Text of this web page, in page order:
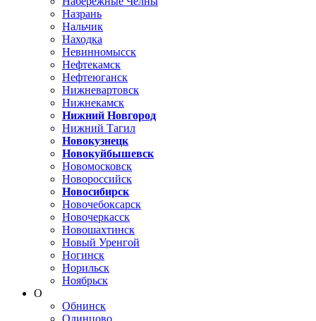
Назрань
Нальчик
Находка
Невинномысск
Нефтекамск
Нефтеюганск
Нижневартовск
Нижнекамск
Нижний Новгород
Нижний Тагил
Новокузнецк
Новокуйбышевск
Новомосковск
Новороссийск
Новосибирск
Новочебоксарск
Новочеркасск
Новошахтинск
Новый Уренгой
Ногинск
Норильск
Ноябрьск
О
Обнинск
Одинцово